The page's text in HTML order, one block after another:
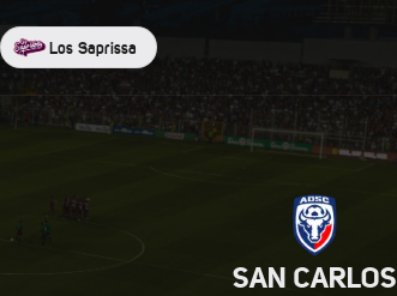
Los Saprissa
SAN CARLOS